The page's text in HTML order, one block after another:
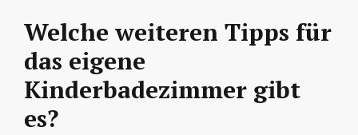
Welche weiteren Tipps für
das eigene
Kinderbadezimmer gibt
es?